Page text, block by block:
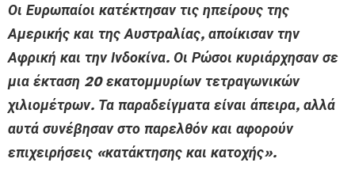
Οι Ευρωπαίοι κατέκτησαν τις ηπείρους της
Αμερικής και της Αυστραλίας, αποίκισαν την
Αφρική και την Ινδοκίνα. Οι Ρώσοι κυριάρχησαν σε
μια έκταση 20 εκατομμυρίων τετραγωνικών
χιλιομέτρων. Τα παραδείγματα είναι άπειρα, αλλά
αυτά συνέβησαν στο παρελθόν και αφορούν
επιχειρήσεις «κατάκτησης και κατοχής».